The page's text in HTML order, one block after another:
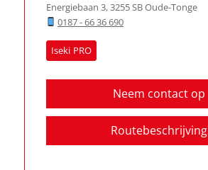
Energiebaan 3,3255 SBOude-Tonge
0187 - 66 36 690
Iseki
Neem contact op
Routebeschrijving